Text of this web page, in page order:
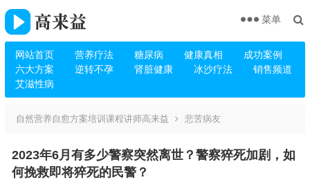
网站首页 营养疗法 糖尿病 健康真相
成功案例
六大方案
逆转不孕 肾脏健康 冰沙疗法
销售频道
艾滋性病
菜单
自然营养自愈方案培训课程讲师高来益 悲苦病友
2023年6月有多少警察突然离世？警察猝死加剧，如
何挽救即将猝死的民警？